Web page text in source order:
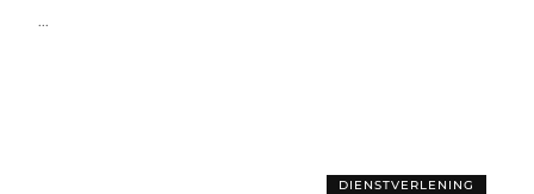
...
DIENSTVERLENING